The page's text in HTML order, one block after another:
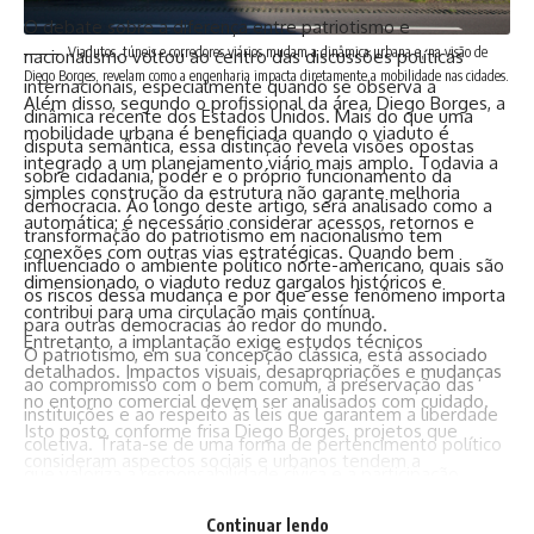
Viadutos, túneis e corredores viários mudam a dinâmica urbana e, na visão de
Diego Borges, revelam como a engenharia impacta diretamente a mobilidade nas cidades.
Além disso, segundo o profissional da área, Diego Borges, a
mobilidade urbana é beneficiada quando o viaduto é
integrado a um planejamento viário mais amplo. Todavia a
simples construção da estrutura não garante melhoria
automática; é necessário considerar acessos, retornos e
conexões com outras vias estratégicas. Quando bem
dimensionado, o viaduto reduz gargalos históricos e
contribui para uma circulação mais contínua.
Entretanto, a implantação exige estudos técnicos
detalhados. Impactos visuais, desapropriações e mudanças
no entorno comercial devem ser analisados com cuidado.
Isto posto, conforme frisa Diego Borges, projetos que
consideram aspectos sociais e urbanos tendem a
O debate sobre a diferença entre patriotismo e
nacionalismo voltou ao centro das discussões políticas
internacionais, especialmente quando se observa a
dinâmica recente dos Estados Unidos. Mais do que uma
disputa semântica, essa distinção revela visões opostas
sobre cidadania, poder e o próprio funcionamento da
democracia. Ao longo deste artigo, será analisado como a
transformação do patriotismo em nacionalismo tem
influenciado o ambiente político norte-americano, quais são
os riscos dessa mudança e por que esse fenômeno importa
para outras democracias ao redor do mundo.
O patriotismo, em sua concepção clássica, está associado
ao compromisso com o bem comum, à preservação das
instituições e ao respeito às leis que garantem a liberdade
coletiva. Trata-se de uma forma de pertencimento político
Continuar lendo